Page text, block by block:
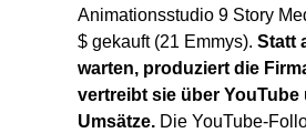
Animationsstudio 9 Story
$ gekauft (21 Emmys). Statt
warten, produziert die
vertreibt sie über YouTube
Umsätze. Die YouTube-